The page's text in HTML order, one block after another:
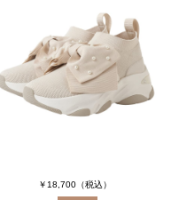
￥18,700 （税込）